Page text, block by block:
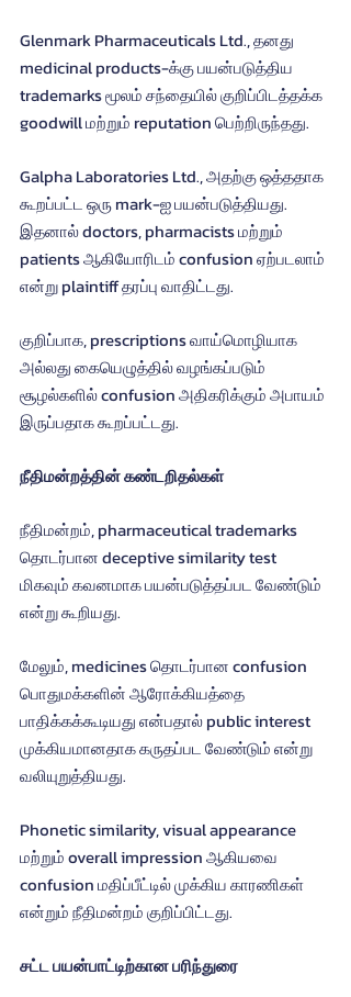
Glenmark Pharmaceuticals Ltd., தனது
medicinal products-க்கு பயன்படுத்திய
trademarks மூலம் சந்தையில் குறிப்பிடத்தக்க
goodwill மற்றும் reputation பெற்றிருந்தது.
Galpha Laboratories Ltd., அதற்கு ஒத்ததாக
கூறப்பட்ட ஒரு mark-ஐ பயன்படுத்தியது.
இதனால் doctors, pharmacists மற்றும்
patients ஆகியோரிடம் confusion ஏற்படலாம்
என்று plaintiff தரப்பு வாதிட்டது.
குறிப்பாக, prescriptions வாய்மொழியாக
அல்லது கையெழுத்தில் வழங்கப்படும்
சூழல்களில் confusion அதிகரிக்கும் அபாயம்
இருப்பதாக கூறப்பட்டது.
நீதிமன்றத்தின் கண்டறிதல்கள்
நீதிமன்றம், pharmaceutical trademarks
தொடர்பான deceptive similarity test
மிகவும் கவனமாக பயன்படுத்தப்பட வேண்டும்
என்று கூறியது.
மேலும், medicines தொடர்பான confusion
பொதுமக்களின் ஆரோக்கியத்தை
பாதிக்கக்கூடியது என்பதால் public interest
முக்கியமானதாக கருதப்பட வேண்டும் என்று
வலியுறுத்தியது.
Phonetic similarity, visual appearance
மற்றும் overall impression ஆகியவை
confusion மதிப்பீட்டில் முக்கிய காரணிகள்
என்றும் நீதிமன்றம் குறிப்பிட்டது.
சட்ட பயன்பாட்டிற்கான பரிந்துரை